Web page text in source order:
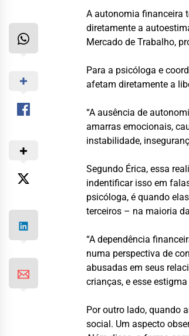
A autonomia financeira
diretamente a
Mercado de Trabalho,
Para a psicóloga e
afetam diretamente a
“A ausência de
amarras emocionais,
instabilidade,
Segundo Érica, essa
indentificar isso em
psicóloga, é quando
terceiros – na maioria
“A dependência
numa perspectiva de
abusadas em seus
crianças, e esse
Por outro lado, quando
social. Um aspecto